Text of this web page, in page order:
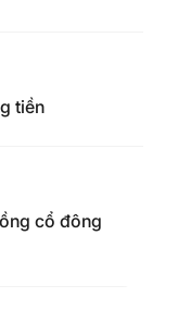
tiền
cổ đông